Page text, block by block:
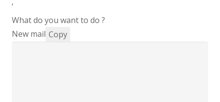
‘
What do you want to do ?
New mail Copy